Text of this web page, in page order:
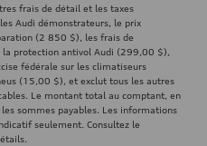
frais de détail et les taxes
Audi démonstrateurs, le prix
(2 850 $), les frais de
protection antivol Audi (299,00 $),
fédérale sur les climatiseurs
(15,00 $), et exclut tous les autres
Le montant total au comptant, en
sommes payables. Les informations
seulement. Consultez le